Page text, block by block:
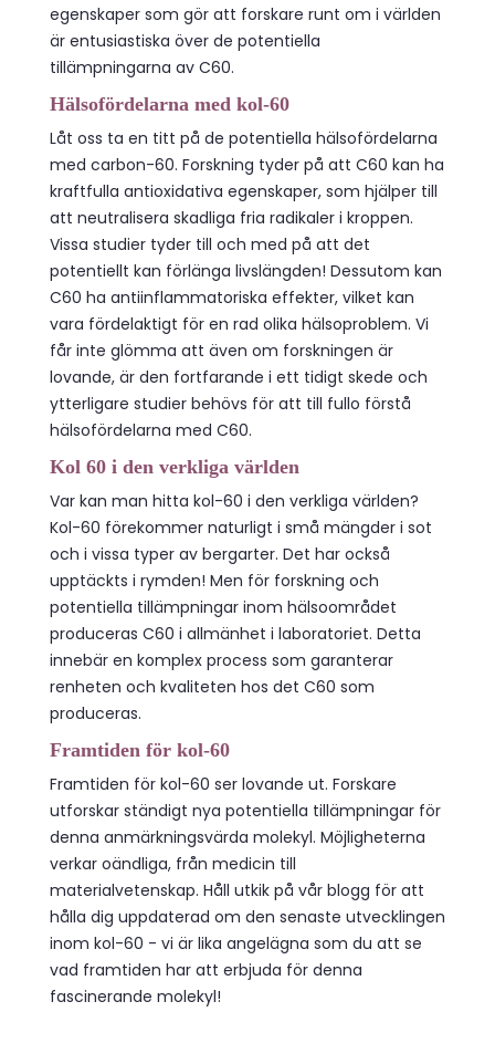
egenskaper som gör att forskare runt om i världen
är entusiastiska över de potentiella
tillämpningarna av C60.
Hälsofördelarna med kol-60
Låt oss ta en titt på de potentiella hälsofördelarna
med carbon-60. Forskning tyder på att C60 kan ha
kraftfulla antioxidativa egenskaper, som hjälper till
att neutralisera skadliga fria radikaler i kroppen.
Vissa studier tyder till och med på att det
potentiellt kan förlänga livslängden! Dessutom kan
C60 ha antiinflammatoriska effekter, vilket kan
vara fördelaktigt för en rad olika hälsoproblem. Vi
får inte glömma att även om forskningen är
lovande, är den fortfarande i ett tidigt skede och
ytterligare studier behövs för att till fullo förstå
hälsofördelarna med C60.
Kol 60 i den verkliga världen
Var kan man hitta kol-60 i den verkliga världen?
Kol-60 förekommer naturligt i små mängder i sot
och i vissa typer av bergarter. Det har också
upptäckts i rymden! Men för forskning och
potentiella tillämpningar inom hälsoområdet
produceras C60 i allmänhet i laboratoriet. Detta
innebär en komplex process som garanterar
renheten och kvaliteten hos det C60 som
produceras.
Framtiden för kol-60
Framtiden för kol-60 ser lovande ut. Forskare
utforskar ständigt nya potentiella tillämpningar för
denna anmärkningsvärda molekyl. Möjligheterna
verkar oändliga, från medicin till
materialvetenskap. Håll utkik på vår blogg för att
hålla dig uppdaterad om den senaste utvecklingen
inom kol-60 - vi är lika angelägna som du att se
vad framtiden har att erbjuda för denna
fascinerande molekyl!